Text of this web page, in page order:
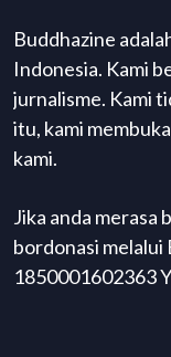
Buddhazine
Indonesia. Kami
jurnalisme. Kami
itu, kami
kami.
Jika anda
bordonasi melalui
1850001602363